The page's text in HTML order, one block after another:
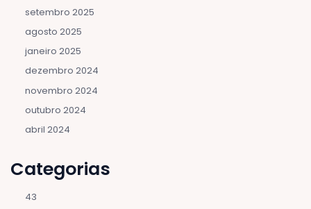
setembro 2025
agosto 2025
janeiro 2025
dezembro 2024
novembro 2024
outubro 2024
abril 2024
Categorias
43